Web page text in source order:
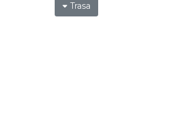
Trasa